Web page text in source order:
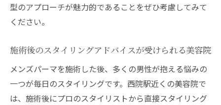
型のアプローチが魅力的であることをぜひ考慮してみて
ください。
施術後のスタイリングアドバイスが受けられる美容院
メンズパーマを施術した後、多くの男性が抱える悩みの
一つが毎日のスタイリングです。西院駅近くの美容院で
は、施術後にプロのスタイリストから直接スタイリング